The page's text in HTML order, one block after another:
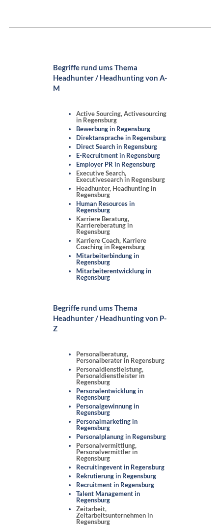
Begriffe rund ums Thema
Headhunter / Headhunting von A-
M
Active Sourcing, Activesourcing
in Regensburg
Bewerbung in Regensburg
Direktansprache in Regensburg
Direct Search in Regensburg
E-Recruitment in Regensburg
Employer PR in Regensburg
Executive Search,
Executivesearch in Regensburg
Headhunter, Headhunting in
Regensburg
Human Resources in
Regensburg
Karriere Beratung,
Karriereberatung in
Regensburg
Karriere Coach, Karriere
Coaching in Regensburg
Mitarbeiterbindung in
Regensburg
Mitarbeiterentwicklung in
Regensburg
Begriffe rund ums Thema
Headhunter / Headhunting von P-
Z
Personalberatung,
Personalberater in Regensburg
Personaldienstleistung,
Personaldienstleister in
Regensburg
Personalentwicklung in
Regensburg
Personalgewinnung in
Regensburg
Personalmarketing in
Regensburg
Personalplanung in Regensburg
Personalvermittlung,
Personalvermittler in
Regensburg
Recruitingevent in Regensburg
Rekrutierung in Regensburg
Recruitment in Regensburg
Talent Management in
Regensburg
Zeitarbeit,
Zeitarbeitsunternehmen in
Regensburg